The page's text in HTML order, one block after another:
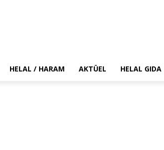
HELAL / HARAM AKTÜEL HELAL GIDA